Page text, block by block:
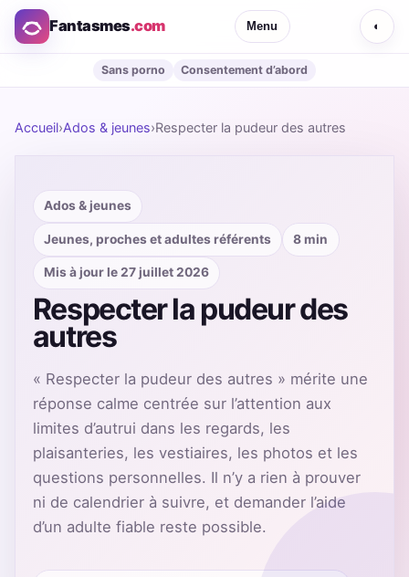
Fantasmes.com Menu ◐
Sans porno Consentement d’abord
Accueil›Ados & jeunes›Respecter la pudeur des autres
Ados & jeunes
Jeunes, proches et adultes référents 8 min
Mis à jour le 27 juillet 2026
Respecter la pudeur des
autres
« Respecter la pudeur des autres » mérite une
réponse calme centrée sur l’attention aux
limites d’autrui dans les regards, les
plaisanteries, les vestiaires, les photos et les
questions personnelles. Il n’y a rien à prouver
ni de calendrier à suivre, et demander l’aide
d’un adulte fiable reste possible.